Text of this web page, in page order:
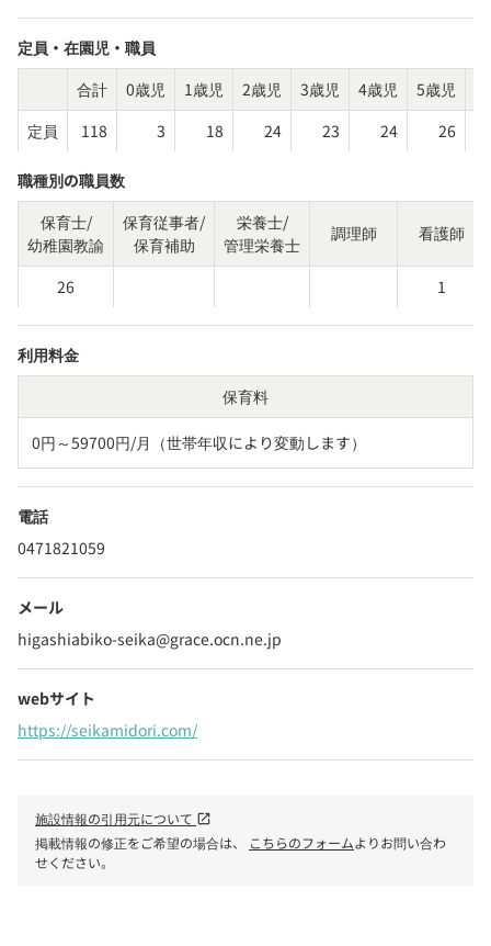
定員・在園児・職員
合計
0歳児 1歳児 2歳児 3歳児 4歳児 5歳児
定員
118 3 18 24 23 24 26
職種別の職員数
保育士/
幼稚園教諭
保育従事者/
保育補助
栄養士/
管理栄養士
調理師 看護師
26 1
利用料金
保育料
0円～59700円/月（世帯年収により変動します）
電話
0471821059
メール
higashiabiko-seika@grace.ocn.ne.jp
webサイト
https://seikamidori.com/
施設情報の引用元について open_in_new
掲載情報の修正をご希望の場合は、 こちらのフォームよりお問い合わ
せください。